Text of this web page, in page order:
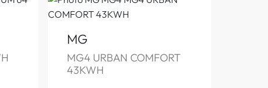
MG
MG4 URBAN COMFORT
43KWH